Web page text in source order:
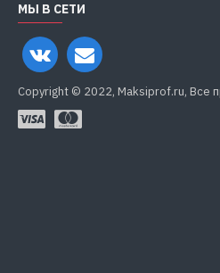
МЫ В СЕТИ
Copyright © 2022, Maksiprof.ru, Все